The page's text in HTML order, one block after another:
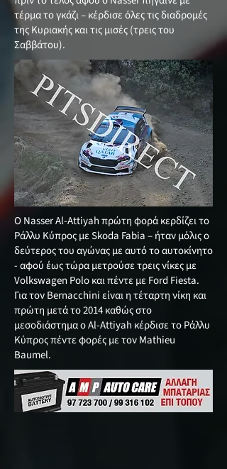
τέρμα το γκάζι – κέρδισε όλες τις διαδρομές
της Κυριακής και τις μισές (τρεις του
Σαββάτου).
Ο Nasser Al-Attiyah πρώτη φορά κερδίζει το
Ράλλυ Κύπρος με Skoda Fabia – ήταν μόλις ο
δεύτερος του αγώνας με αυτό το αυτοκίνητο
- αφού έως τώρα μετρούσε τρεις νίκες με
Volkswagen Polo και πέντε με Ford Fiesta.
Για τον Bernacchini είναι η τέταρτη νίκη και
πρώτη μετά το 2014 καθώς στο
μεσοδιάστημα ο Al-Attiyah κέρδισε το Ράλλυ
Κύπρος πέντε φορές με τον Mathieu
Baumel.